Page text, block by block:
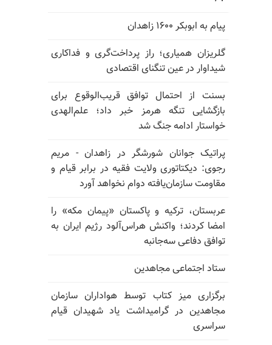
پیام به ابوبکر ۱۶۰۰ زاهدان
گلریزان همیاری؛ راز پرداخت‌گری و فداکاری
شیداوار در عین تنگنای اقتصادی
بسنت از احتمال توافق قریب‌الوقوع برای
بازگشایی تنگه هرمز خبر داد؛ علم‌الهدی
خواستار ادامه جنگ شد
پراتیک جوانان شورشگر در زاهدان - مریم
رجوی: دیکتاتوری ولایت فقیه در برابر قیام و
مقاومت سازمان‌یافته دوام نخواهد آورد
عربستان، ترکیه و پاکستان «پیمان مکه» را
امضا کردند؛ واکنش هراس‌آلود رژیم ایران به
توافق دفاعی سه‌جانبه
ستاد اجتماعی مجاهدین
برگزاری میز کتاب توسط هواداران سازمان
مجاهدین در گرامیداشت یاد شهیدان قیام
سراسری